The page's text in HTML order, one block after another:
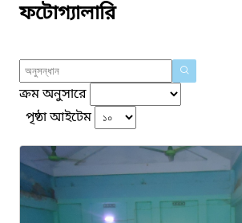
ফটোগ্যালারি
ক্রম অনুসারে
পৃষ্ঠা আইটেম